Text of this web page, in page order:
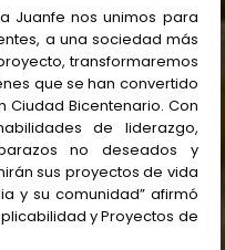
Juanfe nos unimos para
a una sociedad más
transformaremos
que se han convertido
Ciudad Bicentenario. Con
de liderazgo,
no deseados y
sus proyectos de vida
y su comunidad” afirmó
y Proyectos de